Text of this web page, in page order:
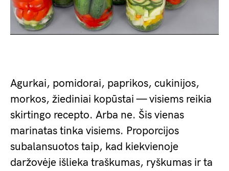
Agurkai, pomidorai, paprikos, cukinijos,
morkos, žiediniai kopūstai — visiems reikia
skirtingo recepto. Arba ne. Šis vienas
marinatas tinka visiems. Proporcijos
subalansuotos taip, kad kiekvienoje
daržovėje išlieka traškumas, ryškumas ir ta